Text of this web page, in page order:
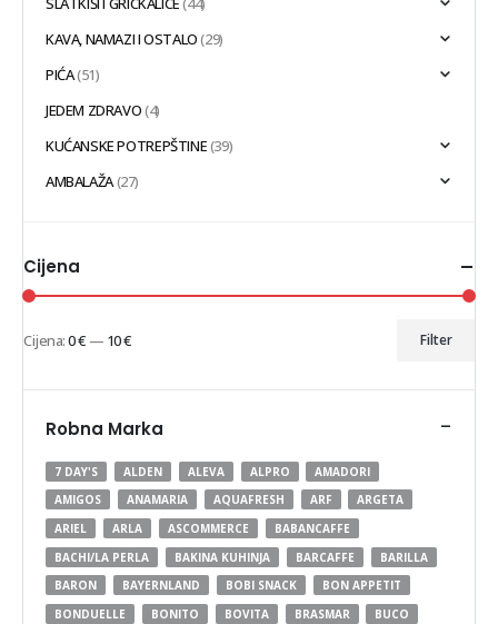
KAVA, NAMAZI I OSTALO(29)
PIĆA(51)
JEDEM ZDRAVO(4)
KUĆANSKE POTREPŠTINE(39)
AMBALAŽA(27)
Cijena
Min
Maks
Filter
Cijena:0 € — 10 €
Robna Marka -
7 DAY'S ALDEN ALEVA ALPRO
AMADORI
AMIGOS
ANAMARIA AQUAFRESH ARF
ARGETA
ARIEL
ARLA ASCOMMERCE
BABANCAFFE
BACHI/LA PERLA
BAKINA KUHINJA BARCAFFE
BARILLA
BARON
BAYERNLAND BOBI SNACK
BON APPETIT
BONDUELLE
BONITO BOVITA BRASMAR
BUCO